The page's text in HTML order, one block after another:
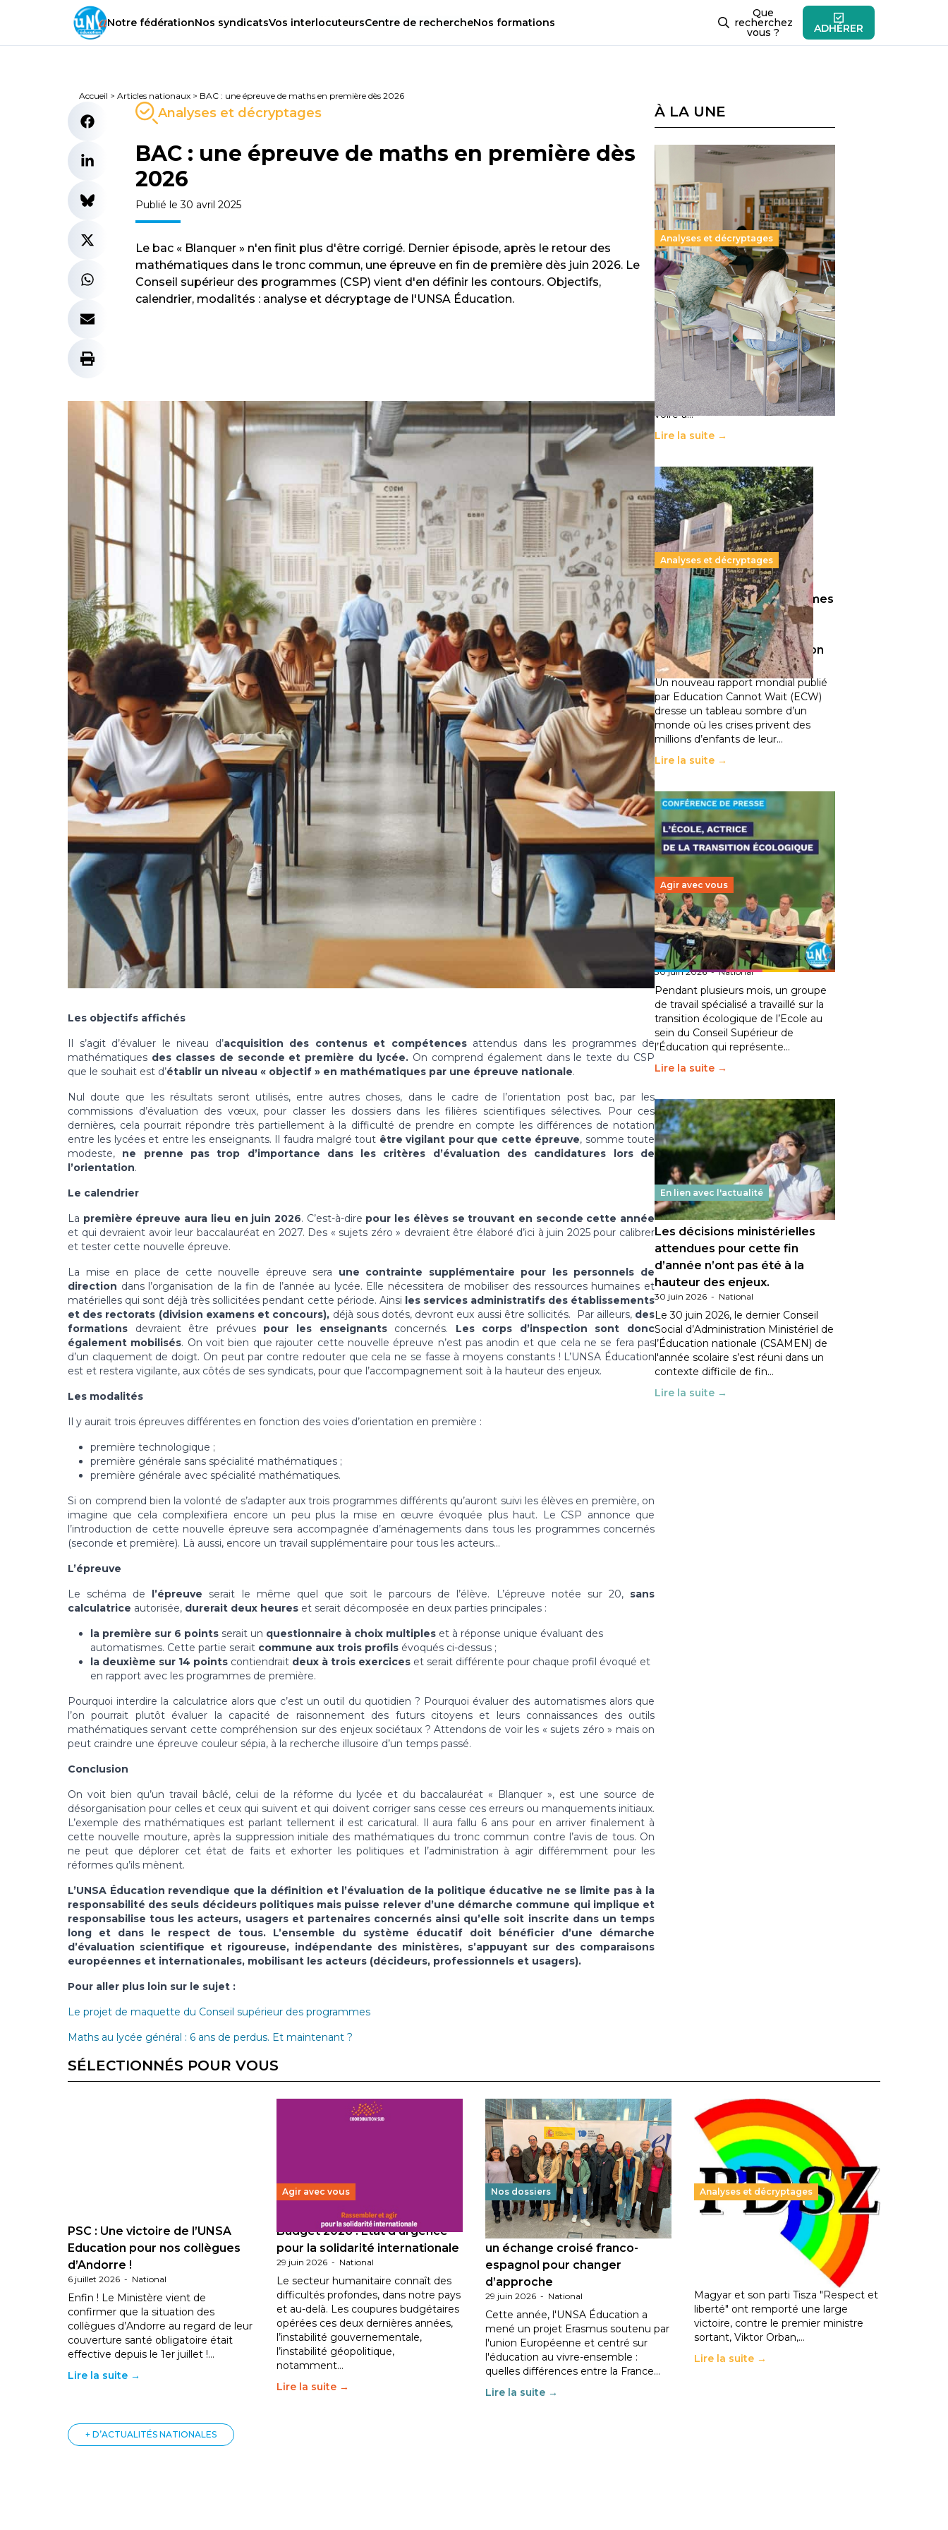
Notre fédérationNos syndicatsVos interlocuteursCentre de rechercheNos formations
Que
recherchez
vous ? ADHÉRER
Accueil > Articles nationaux > BAC : une épreuve de maths en première dès 2026
Analyses et décryptages
BAC : une épreuve de maths en première dès
2026
Publié le 30 avril 2025
Le bac « Blanquer » n'en finit plus d'être corrigé. Dernier épisode, après le retour des
mathématiques dans le tronc commun, une épreuve en fin de première dès juin 2026. Le
Conseil supérieur des programmes (CSP) vient d'en définir les contours. Objectifs,
calendrier, modalités : analyse et décryptage de l'UNSA Éducation.
Les objectifs affichés
Il s’agit d’évaluer le niveau d’acquisition des contenus et compétencesattendus dans les programmes de
mathématiques des classes de seconde et première du lycée. On comprend également dans le texte du CSP
que le souhait est d’établir un niveau « objectif » en mathématiques par une épreuve nationale.
Nul doute que les résultats seront utilisés, entre autres choses, dans le cadre de l’orientation post bac, par les
commissions d’évaluation des vœux, pour classer les dossiers dans les filières scientifiques sélectives. Pour ces
dernières, cela pourrait répondre très partiellement à la difficulté de prendre en compte les différences de notation
entre les lycées et entre les enseignants. Il faudra malgré tout être vigilant pour que cette épreuve, somme toute
modeste, ne prenne pas trop d’importance dans les critères d’évaluation des candidatures lors de
l’orientation.
Le calendrier
La première épreuve aura lieu en juin 2026. C’est-à-dire pour les élèves se trouvant en seconde cette année
et qui devraient avoir leur baccalauréat en 2027. Des « sujets zéro » devraient être élaboré d’ici à juin 2025 pour calibrer
et tester cette nouvelle épreuve.
La mise en place de cette nouvelle épreuve sera une contrainte supplémentaire pour les personnels de
direction dans l’organisation de la fin de l’année au lycée. Elle nécessitera de mobiliser des ressources humaines et
matérielles qui sont déjà très sollicitées pendant cette période. Ainsi les services administratifs des établissements
et des rectorats (division examens et concours), déjà sous dotés, devront eux aussi être sollicités. Par ailleurs, des
formations devraient être prévues pour les enseignantsconcernés. Les corps d’inspection sont donc
également mobilisés. On voit bien que rajouter cette nouvelle épreuve n’est pas anodin et que cela ne se fera pas
d’un claquement de doigt. On peut par contre redouter que cela ne se fasse à moyens constants ! L’UNSA Éducation
est et restera vigilante, aux côtés de ses syndicats, pour que l’accompagnement soit à la hauteur des enjeux.
Les modalités
Il y aurait trois épreuves différentes en fonction des voies d’orientation en première :
première technologique ;
première générale sans spécialité mathématiques ;
première générale avec spécialité mathématiques.
Si on comprend bien la volonté de s’adapter aux trois programmes différents qu’auront suivi les élèves en première, on
imagine que cela complexifiera encore un peu plus la mise en œuvre évoquée plus haut. Le CSP annonce que
l’introduction de cette nouvelle épreuve sera accompagnée d’aménagements dans tous les programmes concernés
(seconde et première). Là aussi, encore un travail supplémentaire pour tous les acteurs…
L’épreuve
Le schéma de l’épreuve serait le même quel que soit le parcours de l’élève. L’épreuve notée sur 20, sans
calculatrice autorisée, durerait deux heures et serait décomposée en deux parties principales :
la première sur 6 points serait un questionnaire à choix multiples et à réponse unique évaluant des
automatismes. Cette partie serait commune aux trois profils évoqués ci-dessus ;
la deuxième sur 14 points contiendrait deux à trois exercices et serait différente pour chaque profil évoqué et
en rapport avec les programmes de première.
Pourquoi interdire la calculatrice alors que c’est un outil du quotidien ? Pourquoi évaluer des automatismes alors que
l’on pourrait plutôt évaluer la capacité de raisonnement des futurs citoyens et leurs connaissances des outils
mathématiques servant cette compréhension sur des enjeux sociétaux ? Attendons de voir les « sujets zéro » mais on
peut craindre une épreuve couleur sépia, à la recherche illusoire d’un temps passé.
Conclusion
On voit bien qu’un travail bâclé, celui de la réforme du lycée et du baccalauréat « Blanquer », est une source de
désorganisation pour celles et ceux qui suivent et qui doivent corriger sans cesse ces erreurs ou manquements initiaux.
L’exemple des mathématiques est parlant tellement il est caricatural. Il aura fallu 6 ans pour en arriver finalement à
cette nouvelle mouture, après la suppression initiale des mathématiques du tronc commun contre l’avis de tous. On
ne peut que déplorer cet état de faits et exhorter les politiques et l’administration à agir différemment pour les
réformes qu’ils mènent.
L’UNSA Éducation revendique que la définition et l’évaluation de la politique éducative ne se limite pas à la
responsabilité des seuls décideurs politiques mais puisse relever d’une démarche commune qui implique et
responsabilise tous les acteurs, usagers et partenaires concernés ainsi qu’elle soit inscrite dans un temps
long et dans le respect de tous. L’ensemble du système éducatif doit bénéficier d’une démarche
d’évaluation scientifique et rigoureuse, indépendante des ministères, s’appuyant sur des comparaisons
européennes et internationales, mobilisant les acteurs (décideurs, professionnels et usagers).
Pour aller plus loin sur le sujet :
Le projet de maquette du Conseil supérieur des programmes
Maths au lycée général : 6 ans de perdus. Et maintenant ?
À LA UNE
Analyses et décryptages
Supérieur privé : une dérive
qui met à mal la promesse
républicaine
11 juillet 2026- National
Le projet de loi sur la régulation de
l’enseignement supérieur privé met
en lumière l’amplification d’un
système qui relègue l’acte
pédagogique au superfétatoire,
voire à…
Lire la suite →
Analyses et décryptages
258 millions d’enfants victimes
de la guerre, des chocs
climatiques et des
déplacements de population
11 juillet 2026 -National
Un nouveau rapport mondial publié
par Education Cannot Wait (ECW)
dresse un tableau sombre d’un
monde où les crises privent des
millions d’enfants de leur…
Lire la suite →
Agir avec vous
Transition écologique de
l’éducation : l’UNSA Éducation
fait bouger les lignes
30 juin 2026-National
Pendant plusieurs mois, un groupe
de travail spécialisé a travaillé sur la
transition écologique de l’Ecole au
sein du Conseil Supérieur de
l’Éducation qui représente…
Lire la suite →
En lien avec l'actualité
Les décisions ministérielles
attendues pour cette fin
d’année n’ont pas été à la
hauteur des enjeux.
30 juin 2026 - National
Le 30 juin 2026, le dernier Conseil
Social d’Administration Ministériel de
l’Éducation nationale (CSAMEN) de
l'année scolaire s’est réuni dans un
contexte difficile de fin…
Lire la suite →
SÉLECTIONNÉS POUR VOUS
PSC : Une victoire de l’UNSA
Education pour nos collègues
d’Andorre !
6 juillet 2026 - National
Enfin ! Le Ministère vient de
confirmer que la situation des
collègues d’Andorre au regard de leur
couverture santé obligatoire était
effective depuis le 1er juillet !…
Lire la suite →
Agir avec vous
Budget 2026 : État d’urgence
pour la solidarité internationale
29 juin 2026 - National
Le secteur humanitaire connaît des
difficultés profondes, dans notre pays
et au-delà. Les coupures budgétaires
opérées ces deux dernières années,
l’instabilité gouvernementale,
l’instabilité géopolitique,
notamment…
Lire la suite →
Nos dossiers
Éducation au vivre-ensemble :
un échange croisé franco-
espagnol pour changer
d’approche
29 juin 2026 - National
Cette année, l'UNSA Éducation a
mené un projet Erasmus soutenu par
l'union Européenne et centré sur
l'éducation au vivre-ensemble :
quelles différences entre la France…
Lire la suite →
Analyses et décryptages
Hongrie : du changement pour
les politiques éducatives, aussi !
En Hongrie, le conservateur Peter
Magyar et son parti Tisza "Respect et
liberté" ont remporté une large
victoire, contre le premier ministre
sortant, Viktor Orban,…
Lire la suite →
+ D’ACTUALITÉS NATIONALES